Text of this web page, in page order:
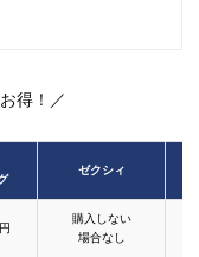
得！／
ゼクシィ
購入しない
場合なし